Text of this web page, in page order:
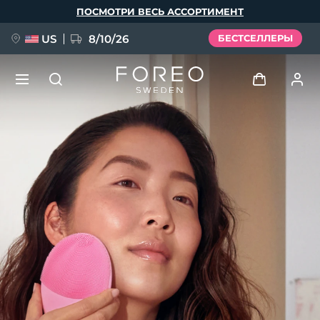
ПОСМОТРИ ВЕСЬ АССОРТИМЕНТ
US 8/10/26 БЕСТСЕЛЛЕРЫ
Профиль пользователя
Мои приборы
Мои заказы
Мои адреса
Мои подписки
НОВИНКА
FAQ™ Pure Beauty-Tech Elixir
BREAKING NEWS
issa™ Teeth Whitening Set
Язык
English Deutsch
Español
Français
Italiano
Português
Polski
Svenska
Русский
Türkçe
简体中文 繁體中文